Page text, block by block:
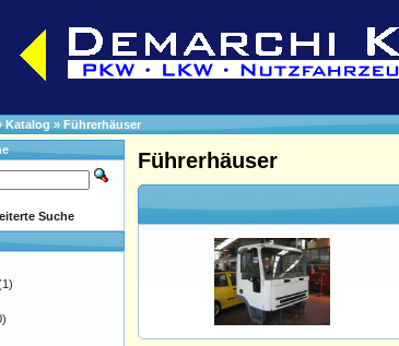
Katalog » Führerhäuser
Führerhäuser
Suche